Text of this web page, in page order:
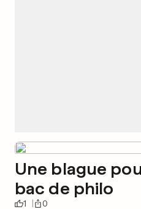
Une blague
bac de philo
1 0